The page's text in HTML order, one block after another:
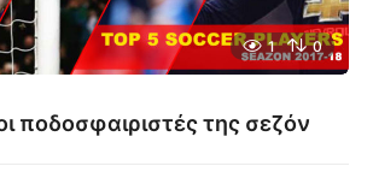
1 0
ποδοσφαιριστές της σεζόν